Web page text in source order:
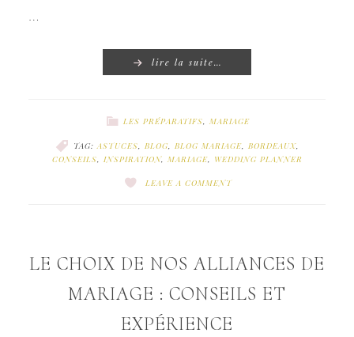
…
lire la suite…
LES PRÉPARATIFS, MARIAGE
TAG: ASTUCES BLOG, BLOG MARIAGE, BORDEAUX,
CONSEILS
INSPIRATION, MARIAGE, WEDDING PLANNER
LEAVE A COMMENT
LE CHOIX DE NOS ALLIANCES DE
MARIAGE : CONSEILS ET
EXPÉRIENCE